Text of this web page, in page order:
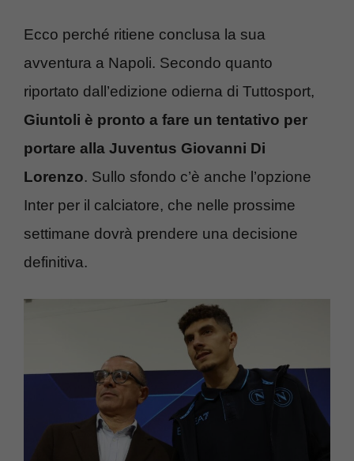
Ecco perché ritiene conclusa la sua
avventura a Napoli. Secondo quanto
riportato dall’edizione odierna di Tuttosport,
Giuntoli è pronto a fare un tentativo per
portare alla Juventus Giovanni Di
Lorenzo. Sullo sfondo c’è anche l’opzione
Inter per il calciatore, che nelle prossime
settimane dovrà prendere una decisione
definitiva.